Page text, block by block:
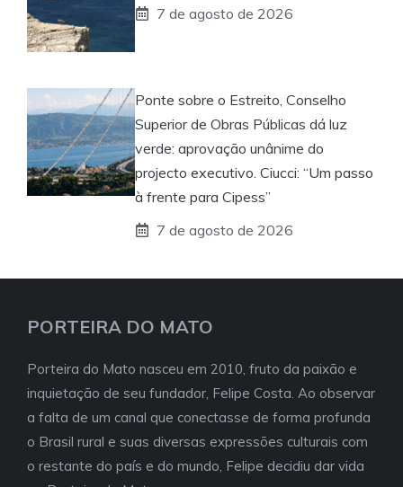
7 de agosto de 2026
Ponte sobre o Estreito, Conselho
Superior de Obras Públicas dá luz
verde: aprovação unânime do
projecto executivo. Ciucci: “Um passo
à frente para Cipess”
7 de agosto de 2026
PORTEIRA DO MATO
Porteira do Mato nasceu em 2010, fruto da paixão e
inquietação de seu fundador, Felipe Costa. Ao observar
a falta de um canal que conectasse de forma profunda
o Brasil rural e suas diversas expressões culturais com
o restante do país e do mundo, Felipe decidiu dar vida